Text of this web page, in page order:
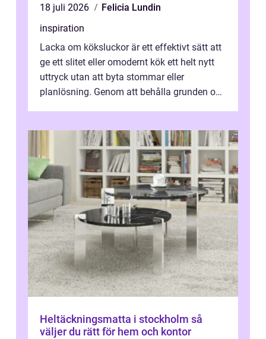
18 juli 2026
Felicia Lundin
inspiration
Lacka om köksluckor är ett effektivt sätt att
ge ett slitet eller omodernt kök ett helt nytt
uttryck utan att byta stommar eller
planlösning. Genom att behålla grunden och
Heltäckningsmatta i stockholm så
väljer du rätt för hem och kontor